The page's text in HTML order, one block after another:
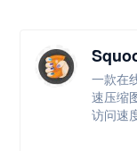
一款在
速压缩
访问速